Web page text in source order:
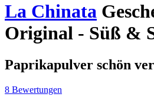
La Chinata
Original - Süß &
Paprikapulver schön
8 Bewertungen